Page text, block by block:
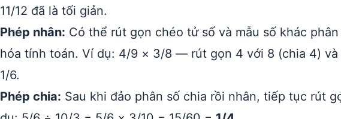
11/12 đã là tối giản.
Phép nhân: Có thể rút gọn chéo tử số và mẫu số khác
hóa tính toán. Ví dụ: 4/9 × 3/8 — rút gọn 4 với 8 (chia 4)
1/6.
Phép chia: Sau khi đảo phân số chia rồi nhân, tiếp tục rút